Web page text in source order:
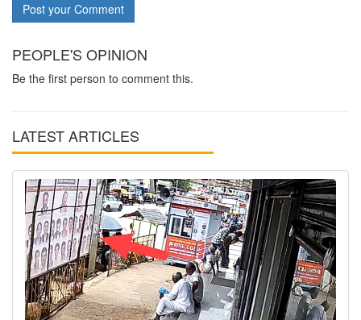
Post your Comment
PEOPLE'S OPINION
Be the first person to comment this.
LATEST ARTICLES